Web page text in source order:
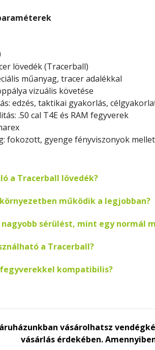
lövedék (Tracerball)
műanyag, tracer adalékkal
vizuális követése
edzés, taktikai gyakorlás,
.50 cal T4E és RAM fegyverek
fokozott, gyenge fényviszonyok
a Tracerball lövedék?
működik a legjobban?
nagyobb sérülést, mint egy normál
a Tracerball?
kompatibilis?
vásárolhatsz
vásárlás érdekében.